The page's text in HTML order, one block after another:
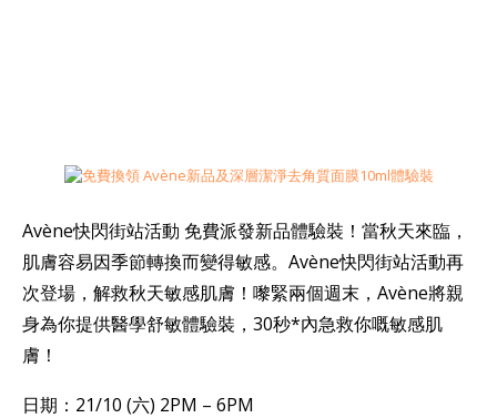
Avène快閃街站活動 免費派發新品體驗裝！當秋天來臨，
肌膚容易因季節轉換而變得敏感。Avène快閃街站活動再
次登場，解救秋天敏感肌膚！嚟緊兩個週末，Avène將親
身為你提供醫學舒敏體驗裝，30秒*內急救你嘅敏感肌
膚！
日期：21/10 (六) 2PM – 6PM